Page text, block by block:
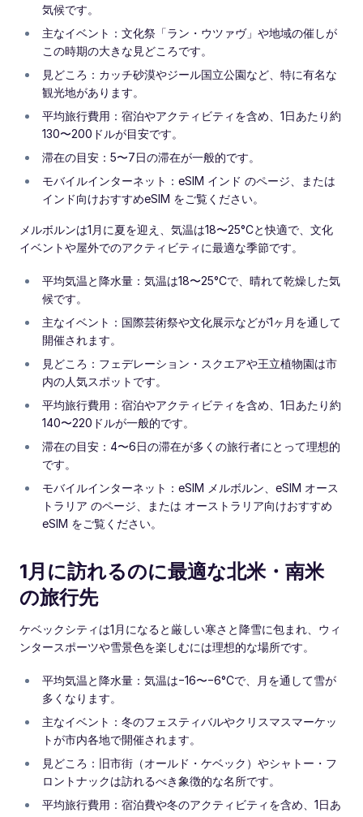
気候です。
主なイベント：文化祭「ラン・ウツァヴ」や地域の催しが
この時期の大きな見どころです。
見どころ：カッチ砂漠やジール国立公園など、特に有名な
観光地があります。
平均旅行費用：宿泊やアクティビティを含め、1日あたり約
130〜200ドルが目安です。
滞在の目安：5〜7日の滞在が一般的です。
モバイルインターネット：eSIM インド のページ、または
インド向けおすすめeSIM をご覧ください。
メルボルンは1月に夏を迎え、気温は18〜25°Cと快適で、文化
イベントや屋外でのアクティビティに最適な季節です。
平均気温と降水量：気温は18〜25°Cで、晴れて乾燥した気
候です。
主なイベント：国際芸術祭や文化展示などが1ヶ月を通して
開催されます。
見どころ：フェデレーション・スクエアや王立植物園は市
内の人気スポットです。
平均旅行費用：宿泊やアクティビティを含め、1日あたり約
140〜220ドルが一般的です。
滞在の目安：4〜6日の滞在が多くの旅行者にとって理想的
です。
モバイルインターネット：eSIM メルボルン、eSIM オース
トラリア のページ、または オーストラリア向けおすすめ
eSIM をご覧ください。
1月に訪れるのに最適な北米・南米
の旅行先
ケベックシティは1月になると厳しい寒さと降雪に包まれ、ウィ
ンタースポーツや雪景色を楽しむには理想的な場所です。
平均気温と降水量：気温は−16〜−6°Cで、月を通して雪が
多くなります。
主なイベント：冬のフェスティバルやクリスマスマーケッ
トが市内各地で開催されます。
見どころ：旧市街（オールド・ケベック）やシャトー・フ
ロントナックは訪れるべき象徴的な名所です。
平均旅行費用：宿泊費や冬のアクティビティを含め、1日あ